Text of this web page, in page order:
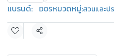
แบรนด์: DOSหมวดหมู่:สวนและป
แชร์